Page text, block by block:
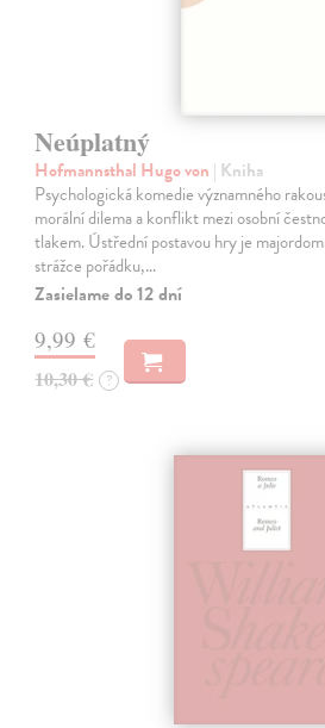
Neúplatný
Hofmannsthal Hugo von | Kniha
Psychologická komedie významného
morální dilema a konflikt mezi osobní
tlakem. Ústřední postavou hry je
strážce pořádku,…
Zasielame do 12 dní
9,99 €
10,30 € ?